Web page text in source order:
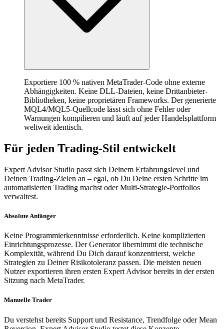
Exportiere 100 % nativen MetaTrader-Code ohne externe
Abhängigkeiten. Keine DLL-Dateien, keine Drittanbieter-
Bibliotheken, keine proprietären Frameworks. Der generierte
MQL4/MQL5-Quellcode lässt sich ohne Fehler oder
Warnungen kompilieren und läuft auf jeder Handelsplattform
weltweit identisch.
Für jeden Trading-Stil entwickelt
Expert Advisor Studio passt sich Deinem Erfahrungslevel und
Deinen Trading-Zielen an – egal, ob Du Deine ersten Schritte im
automatisierten Trading machst oder Multi-Strategie-Portfolios
verwaltest.
Absolute Anfänger
Keine Programmierkenntnisse erforderlich. Keine komplizierten
Einrichtungsprozesse. Der Generator übernimmt die technische
Komplexität, während Du Dich darauf konzentrierst, welche
Strategien zu Deiner Risikotoleranz passen. Die meisten neuen
Nutzer exportieren ihren ersten Expert Advisor bereits in der ersten
Sitzung nach MetaTrader.
Manuelle Trader
Du verstehst bereits Support und Resistance, Trendfolge oder Mean